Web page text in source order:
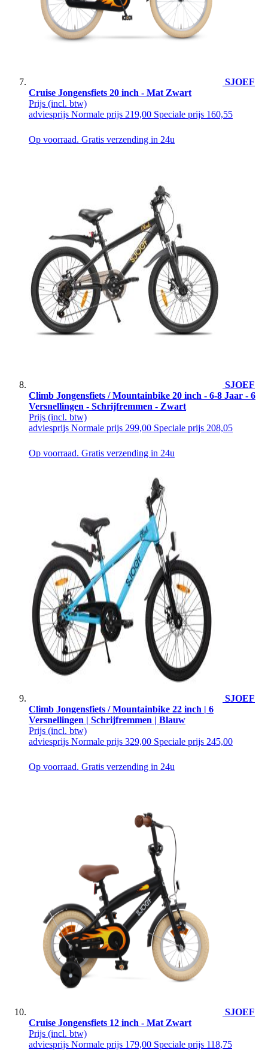
SJOEF
Cruise Jongensfiets 20 inch - Mat Zwart
Prijs (incl. btw)
adviesprijs Normale prijs 219,00 Speciale prijs 160,55
Op voorraad. Gratis verzending in 24u
SJOEF
Climb Jongensfiets / Mountainbike 20 inch - 6-8 Jaar - 6
Versnellingen - Schrijfremmen - Zwart
Prijs (incl. btw)
adviesprijs Normale prijs 299,00 Speciale prijs 208,05
Op voorraad. Gratis verzending in 24u
SJOEF
Climb Jongensfiets / Mountainbike 22 inch | 6
Versnellingen | Schrijfremmen | Blauw
Prijs (incl. btw)
adviesprijs Normale prijs 329,00 Speciale prijs 245,00
Op voorraad. Gratis verzending in 24u
SJOEF
Cruise Jongensfiets 12 inch - Mat Zwart
Prijs (incl. btw)
adviesprijs Normale prijs 179,00 Speciale prijs 118,75